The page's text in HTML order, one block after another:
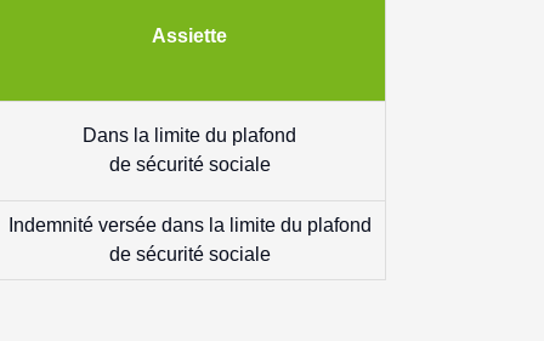
Assiette
Dans la limite du plafond
de sécurité sociale
Indemnité versée dans la limite du plafond
de sécurité sociale